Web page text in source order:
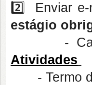
2️⃣ Enviar e-
estágio
- Carta
Atividades
- Termo